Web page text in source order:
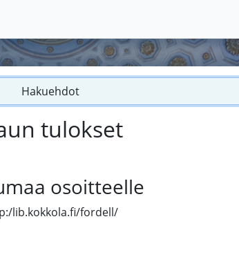
Hakuehdot
tulokset
osoitteelle
lib.kokkola.fi/fordell/